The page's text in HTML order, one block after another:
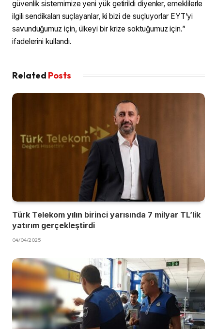
güvenlik sistemimize yeni yük getirildi diyenler, emeklilerle
ilgili sendikaları suçlayanlar, ki bizi de suçluyorlar EYT’yi
savunduğumuz için, ülkeyi bir krize soktuğumuz için.”
ifadelerini kullandı.
Related Posts
Türk Telekom yılın birinci yarısında 7 milyar TL’lik
yatırım gerçekleştirdi
04/04/2025